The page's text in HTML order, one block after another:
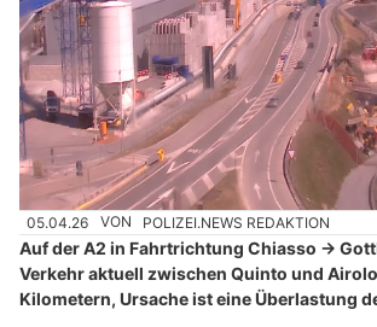
05.04.26 VON POLIZEI.NEWS REDAKTION
Auf der A2 in Fahrtrichtung Chiasso →
Verkehr aktuell zwischen Quinto und
Kilometern, Ursache ist eine Überlastung